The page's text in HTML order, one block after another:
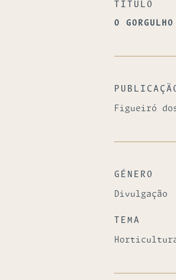
TÍTULO
O
Figueiró
GÉNERO
Divulgação
TEMA